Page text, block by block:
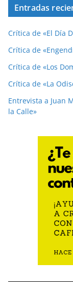
Entradas
Crítica de «El Día
Crítica de
Crítica de «Los
Crítica de «La
Entrevista a Juan
la Calle»